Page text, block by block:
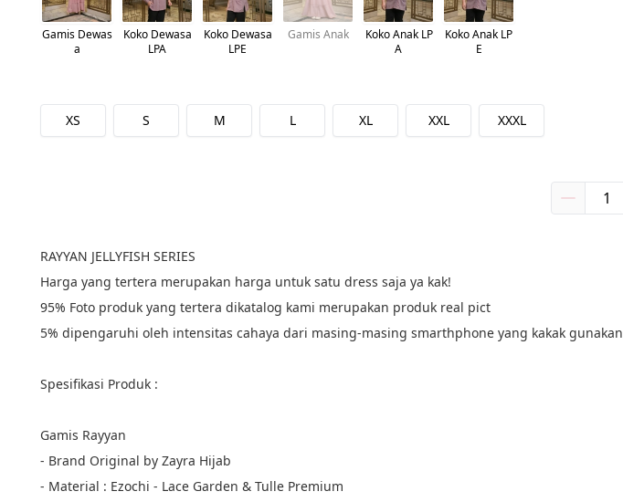
Gamis Dewas
a
Koko Dewasa
LPA
Koko Dewasa
LPE
Gamis Anak
Koko Anak LP
A
Koko Anak LP
E
XS S M L XL XXL XXXL
RAYYAN JELLYFISH SERIES
Harga yang tertera merupakan harga untuk satu dress saja ya kak!
95% Foto produk yang tertera dikatalog kami merupakan produk real pict
5% dipengaruhi oleh intensitas cahaya dari masing-masing smarthphone yang kakak gunakan
Spesifikasi Produk :
Gamis Rayyan
- Brand Original by Zayra Hijab
- Material : Ezochi - Lace Garden & Tulle Premium